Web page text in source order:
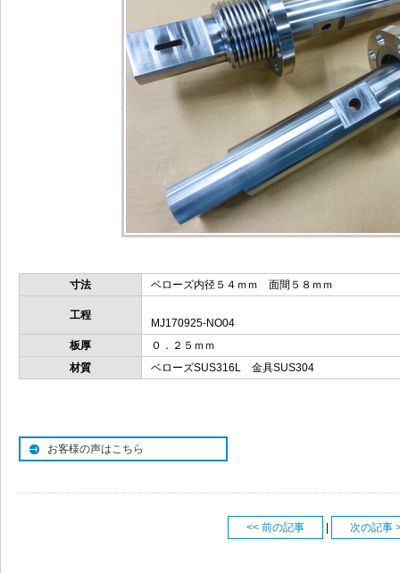
寸法 ベローズ内径５４ｍｍ 面間５８ｍｍ
工程
MJ170925-NO04
板厚
０．２５ｍｍ
材質
ベローズSUS316L 金具SUS304
お客様の声はこちら
<< 前の記事 次の記事